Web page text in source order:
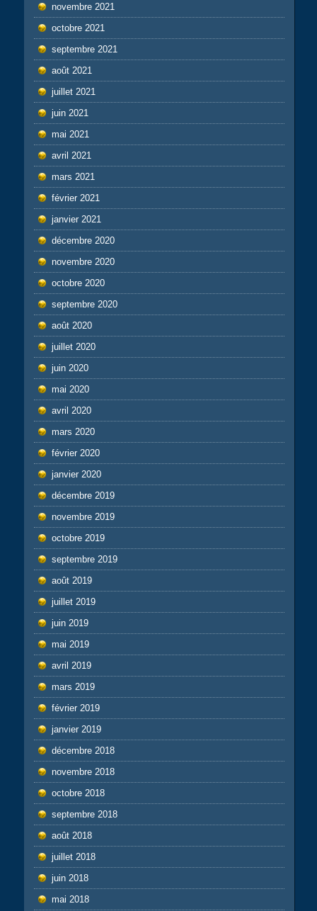
novembre 2021
octobre 2021
septembre 2021
août 2021
juillet 2021
juin 2021
mai 2021
avril 2021
mars 2021
février 2021
janvier 2021
décembre 2020
novembre 2020
octobre 2020
septembre 2020
août 2020
juillet 2020
juin 2020
mai 2020
avril 2020
mars 2020
février 2020
janvier 2020
décembre 2019
novembre 2019
octobre 2019
septembre 2019
août 2019
juillet 2019
juin 2019
mai 2019
avril 2019
mars 2019
février 2019
janvier 2019
décembre 2018
novembre 2018
octobre 2018
septembre 2018
août 2018
juillet 2018
juin 2018
mai 2018